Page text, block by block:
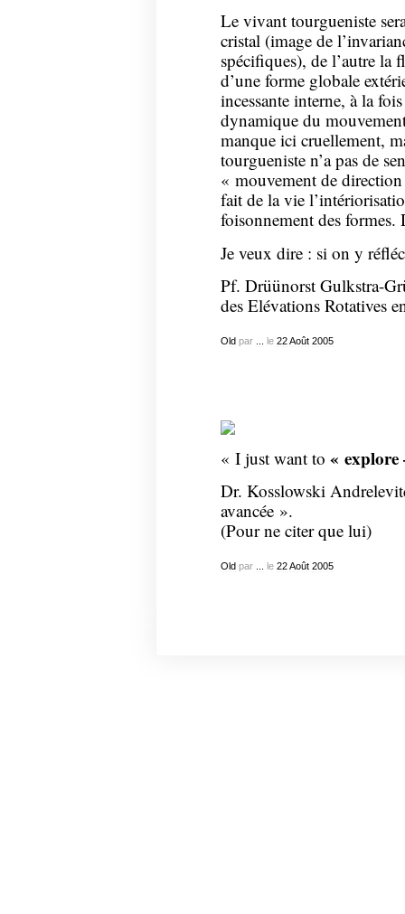
Le vivant tourgueniste
cristal (image de
spécifiques), de l’autre la
d’une forme globale
incessante interne, à la
dynamique du
manque ici cruellement,
tourgueniste n’a pas de
« mouvement de
fait de la vie
foisonnement des formes.
Je veux dire : si on y
Pf. Drüünorst Gulkstra-
des Elévations Rotatives
Old par le 22 Août 2005
« I just want to «
Dr. Kosslowski
avancée ».
(Pour ne citer que lui)
Old par le 22 Août 2005